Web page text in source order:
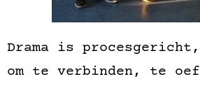
Drama is
om te verbinden, te